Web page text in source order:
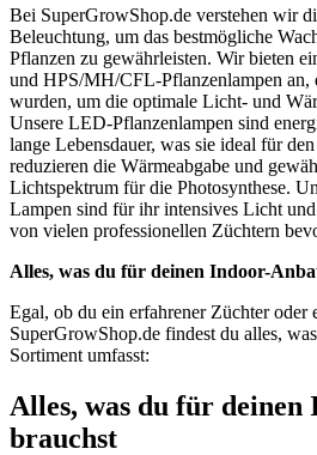
Bei SuperGrowShop.de verstehen wir
Beleuchtung, um das bestmögliche
Pflanzen zu gewährleisten. Wir bieten
und HPS/MH/CFL-Pflanzenlampen an,
wurden, um die optimale Licht- und
Unsere LED-Pflanzenlampen sind
lange Lebensdauer, was sie ideal für
reduzieren die Wärmeabgabe und
Lichtspektrum für die Photosynthese.
Lampen sind für ihr intensives Licht
von vielen professionellen Züchtern
Alles, was du für deinen Indoor-
Egal, ob du ein erfahrener Züchter oder
SuperGrowShop.de findest du alles,
Sortiment umfasst:
Alles, was du für deinen
brauchst